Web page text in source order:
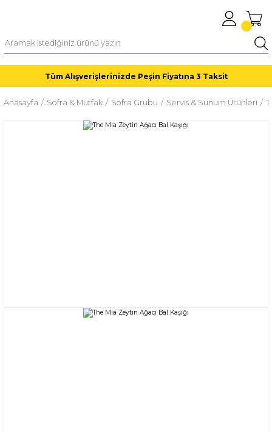
Tüm Alışverişlerinizde Peşin Fiyatına 3 Taksit
Anasayfa Sofra & Mutfak Sofra Grubu Servis & Sunum Ürünleri